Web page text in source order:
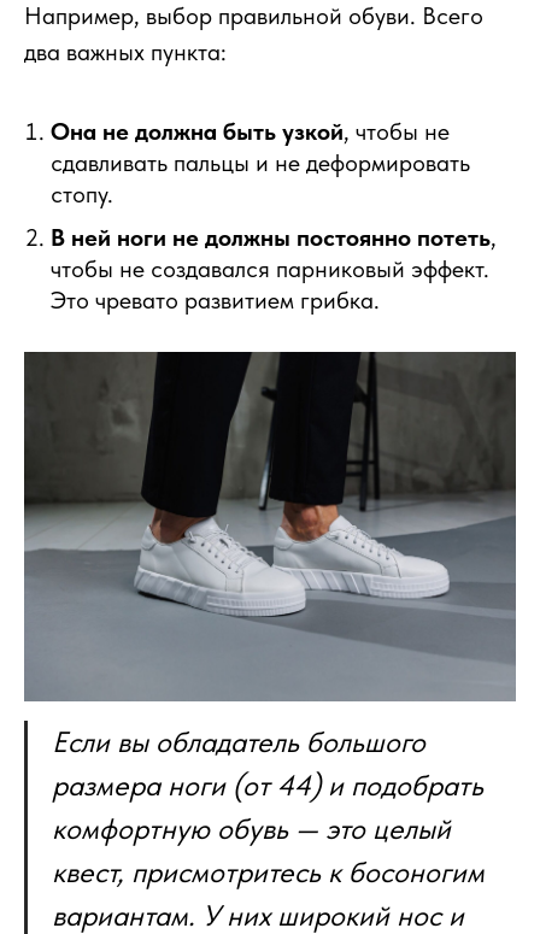
Например, выбор правильной обуви. Всего
два важных пункта:
Она не должна быть узкой, чтобы не
сдавливать пальцы и не деформировать
стопу.
В ней ноги не должны постоянно потеть,
чтобы не создавался парниковый эффект.
Это чревато развитием грибка.
Если вы обладатель большого
размера ноги (от 44) и подобрать
комфортную обувь — это целый
квест, присмотритесь к босоногим
вариантам. У них широкий нос и